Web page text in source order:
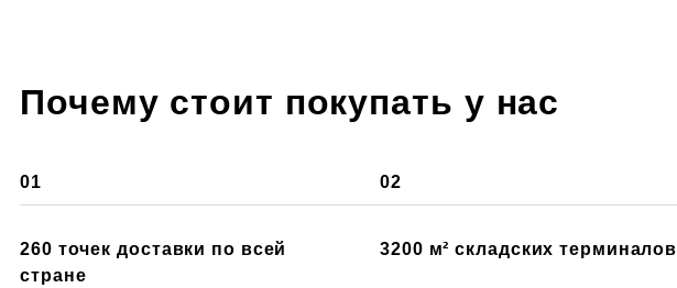
Почему стоит покупать у нас
01
260 точек доставки по всей
стране
02
3200 м² складских терминалов